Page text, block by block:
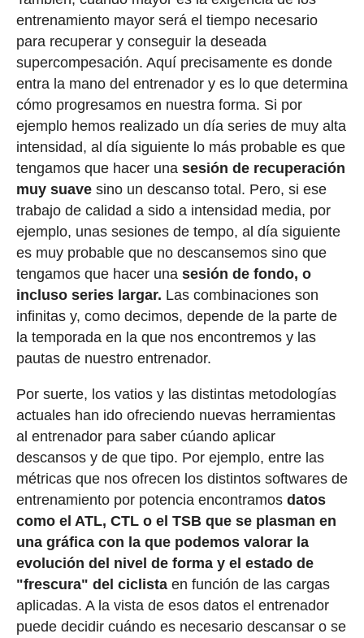
entrenamiento mayor será el tiempo necesario
para recuperar y conseguir la deseada
supercompesación. Aquí precisamente es donde
entra la mano del entrenador y es lo que determina
cómo progresamos en nuestra forma. Si por
ejemplo hemos realizado un día series de muy alta
intensidad, al día siguiente lo más probable es que
tengamos que hacer una sesión de recuperación
muy suavesino un descanso total. Pero, si ese
trabajo de calidad a sido a intensidad media, por
ejemplo, unas sesiones de tempo, al día siguiente
es muy probable que no descansemos sino que
tengamos que hacer una sesión de fondo, o
incluso series largar. Las combinaciones son
infinitas y, como decimos, depende de la parte de
la temporada en la que nos encontremos y las
pautas de nuestro entrenador.
Por suerte, los vatios y las distintas metodologías
actuales han ido ofreciendo nuevas herramientas
al entrenador para saber cúando aplicar
descansos y de que tipo. Por ejemplo, entre las
métricas que nos ofrecen los distintos softwares de
entrenamiento por potencia encontramos datos
como el ATL, CTL o el TSB que se plasman en
una gráfica con la que podemos valorar la
evolución del nivel de forma y el estado de
"frescura" del ciclistaen función de las cargas
aplicadas. A la vista de esos datos el entrenador
puede decidir cuándo es necesario descansar o se